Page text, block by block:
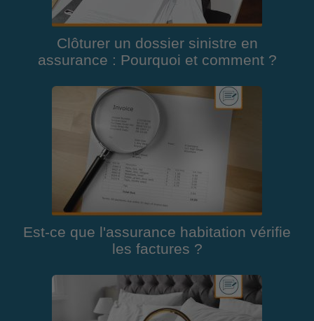
Clôturer un dossier sinistre en
assurance : Pourquoi et comment ?
Est-ce que l'assurance habitation vérifie
les factures ?